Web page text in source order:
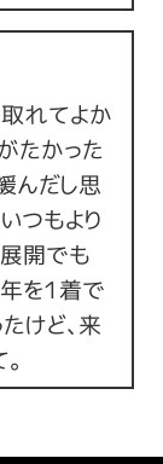
れてよか
たかった
んだし思
つもより
開でも
を１着で
けど、来